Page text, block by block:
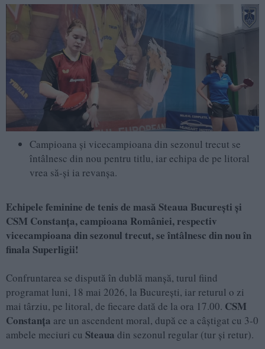
Campioana și vicecampioana din sezonul trecut se
întâlnesc din nou pentru titlu, iar echipa de pe litoral
vrea să-și ia revanșa.
Echipele feminine de tenis de masă Steaua București și
CSM Constanța, campioana României, respectiv
vicecampioana din sezonul trecut, se întâlnesc din nou în
finala Superligii!
Confruntarea se dispută în dublă manșă, turul fiind
programat luni, 18 mai 2026, la București, iar returul o zi
mai târziu, pe litoral, de fiecare dată de la ora 17.00. CSM
Constanța are un ascendent moral, după ce a câștigat cu 3-0
ambele meciuri cu Steaua din sezonul regular (tur și retur).